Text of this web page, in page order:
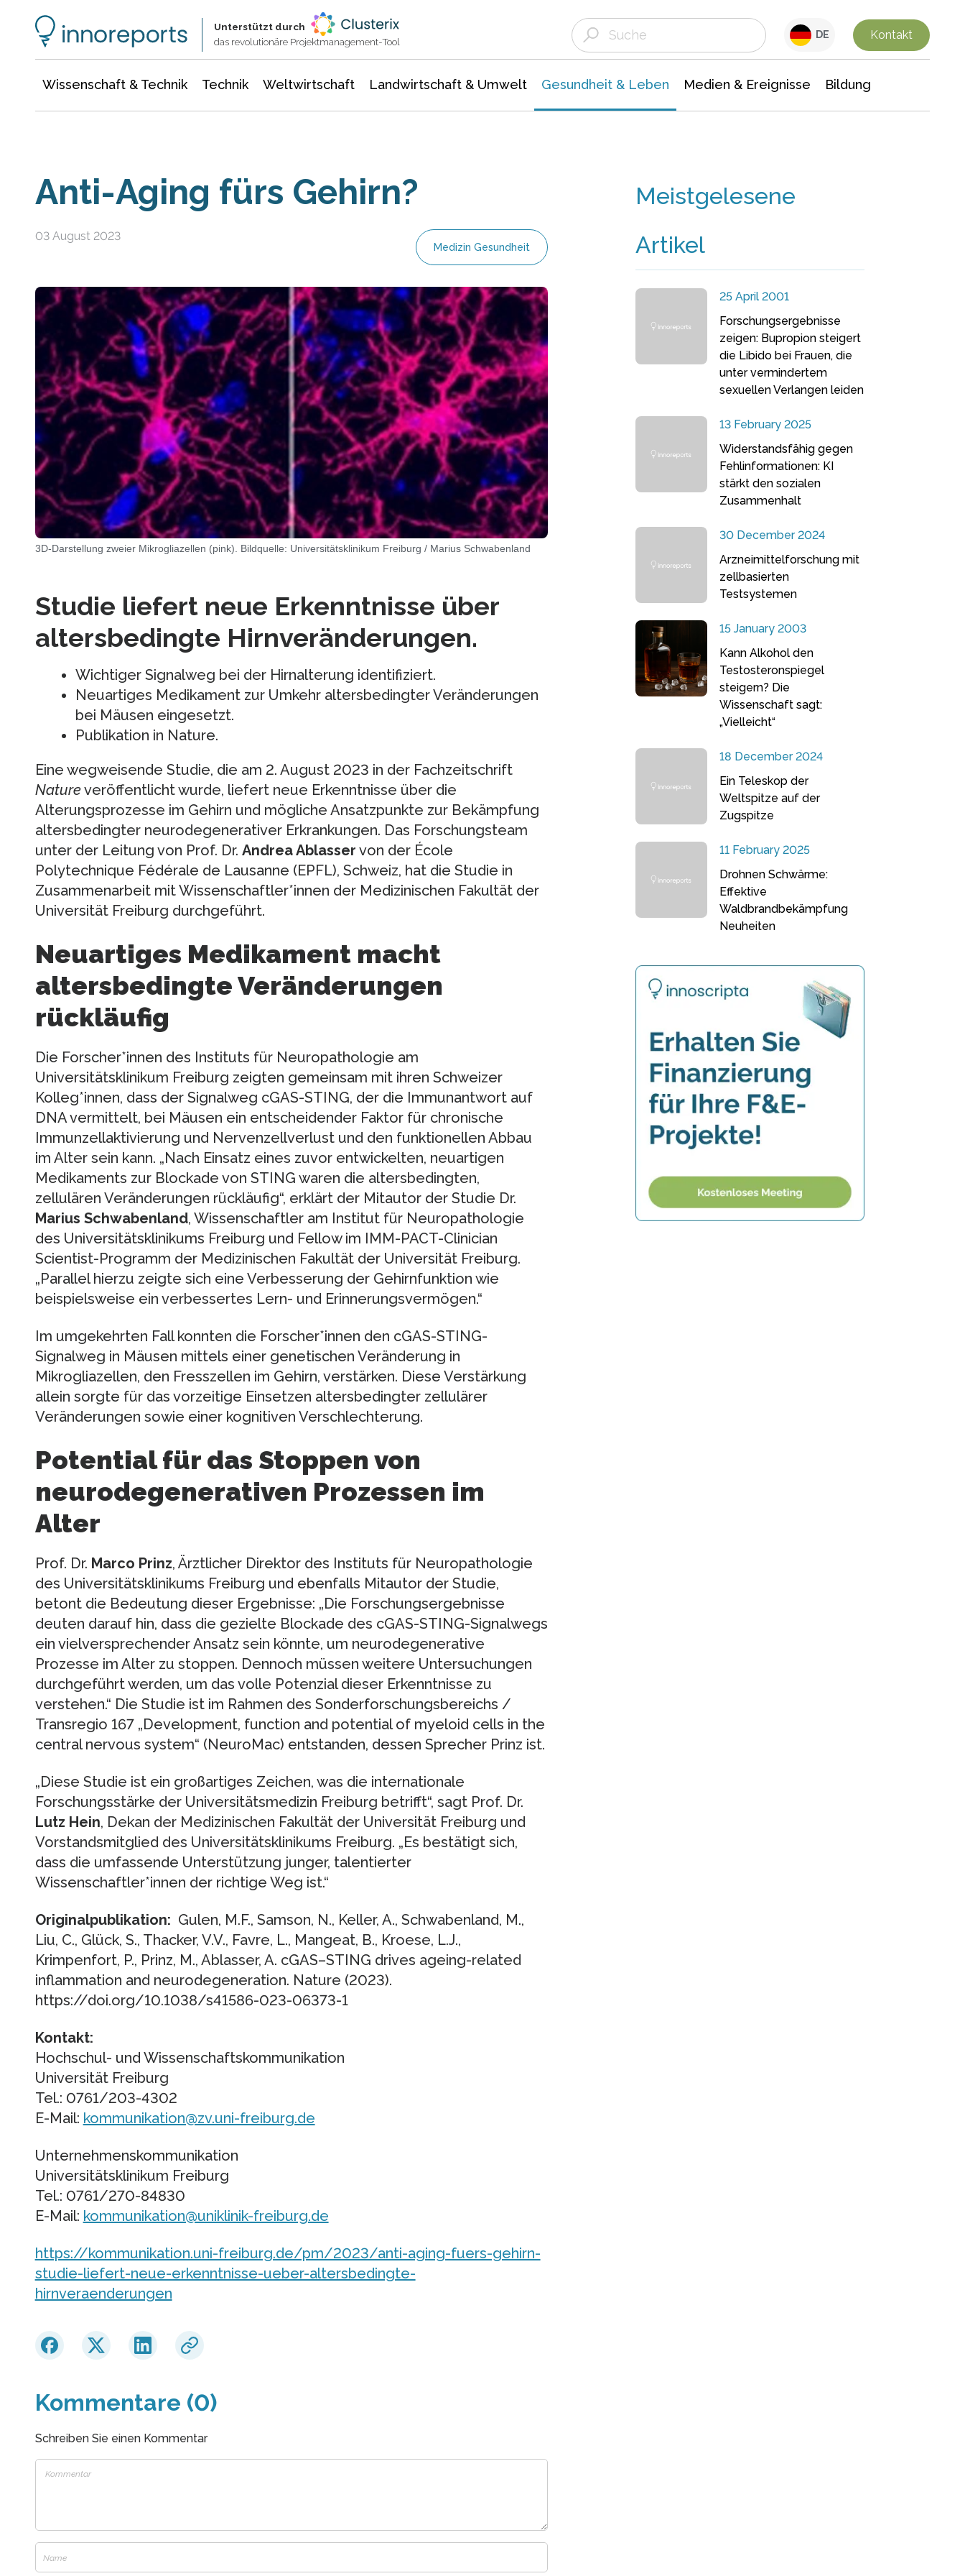
Unterstützt durch
das revolutionäre Projektmanagement-Tool
DE Kontakt
Wissenschaft & Technik Technik Weltwirtschaft Landwirtschaft & Umwelt Gesundheit & Leben Medien & Ereignisse Bildung
Anti-Aging fürs Gehirn?
03 August 2023
Medizin Gesundheit
3D-Darstellung zweier Mikrogliazellen (pink). Bildquelle: Universitätsklinikum Freiburg / Marius Schwabenland
Studie liefert neue Erkenntnisse über
altersbedingte Hirnveränderungen.
Wichtiger Signalweg bei der Hirnalterung identifiziert.
Neuartiges Medikament zur Umkehr altersbedingter Veränderungen
bei Mäusen eingesetzt.
Publikation in Nature.
Eine wegweisende Studie, die am 2. August 2023 in der Fachzeitschrift
Natureveröffentlicht wurde, liefert neue Erkenntnisse über die
Alterungsprozesse im Gehirn und mögliche Ansatzpunkte zur Bekämpfung
altersbedingter neurodegenerativer Erkrankungen. Das Forschungsteam
unter der Leitung von Prof. Dr. Andrea Ablasser von der École
Polytechnique Fédérale de Lausanne (EPFL), Schweiz, hat die Studie in
Zusammenarbeit mit Wissenschaftler*innen der Medizinischen Fakultät der
Universität Freiburg durchgeführt.
Neuartiges Medikament macht
altersbedingte Veränderungen
rückläufig
Die Forscher*innen des Instituts für Neuropathologie am
Universitätsklinikum Freiburg zeigten gemeinsam mit ihren Schweizer
Kolleg*innen, dass der Signalweg cGAS-STING, der die Immunantwort auf
DNA vermittelt, bei Mäusen ein entscheidender Faktor für chronische
Immunzellaktivierung und Nervenzellverlust und den funktionellen Abbau
im Alter sein kann. „Nach Einsatz eines zuvor entwickelten, neuartigen
Medikaments zur Blockade von STING waren die altersbedingten,
zellulären Veränderungen rückläufig“, erklärt der Mitautor der Studie Dr.
Marius Schwabenland, Wissenschaftler am Institut für Neuropathologie
des Universitätsklinikums Freiburg und Fellow im IMM-PACT-Clinician
Scientist-Programm der Medizinischen Fakultät der Universität Freiburg.
„Parallel hierzu zeigte sich eine Verbesserung der Gehirnfunktion wie
beispielsweise ein verbessertes Lern- und Erinnerungsvermögen.“
Im umgekehrten Fall konnten die Forscher*innen den cGAS-STING-
Signalweg in Mäusen mittels einer genetischen Veränderung in
Mikrogliazellen, den Fresszellen im Gehirn, verstärken. Diese Verstärkung
allein sorgte für das vorzeitige Einsetzen altersbedingter zellulärer
Veränderungen sowie einer kognitiven Verschlechterung.
Potential für das Stoppen von
neurodegenerativen Prozessen im
Alter
Prof. Dr. Marco Prinz, Ärztlicher Direktor des Instituts für Neuropathologie
des Universitätsklinikums Freiburg und ebenfalls Mitautor der Studie,
betont die Bedeutung dieser Ergebnisse: „Die Forschungsergebnisse
deuten darauf hin, dass die gezielte Blockade des cGAS-STING-Signalwegs
ein vielversprechender Ansatz sein könnte, um neurodegenerative
Prozesse im Alter zu stoppen. Dennoch müssen weitere Untersuchungen
durchgeführt werden, um das volle Potenzial dieser Erkenntnisse zu
verstehen.“ Die Studie ist im Rahmen des Sonderforschungsbereichs /
Transregio 167 „Development, function and potential of myeloid cells in the
central nervous system“ (NeuroMac) entstanden, dessen Sprecher Prinz ist.
„Diese Studie ist ein großartiges Zeichen, was die internationale
Forschungsstärke der Universitätsmedizin Freiburg betrifft“, sagt Prof. Dr.
Lutz Hein, Dekan der Medizinischen Fakultät der Universität Freiburg und
Vorstandsmitglied des Universitätsklinikums Freiburg. „Es bestätigt sich,
dass die umfassende Unterstützung junger, talentierter
Wissenschaftler*innen der richtige Weg ist.“
Originalpublikation: Gulen, M.F., Samson, N., Keller, A., Schwabenland, M.,
Liu, C., Glück, S., Thacker, V.V., Favre, L., Mangeat, B., Kroese, L.J.,
Krimpenfort, P., Prinz, M., Ablasser, A. cGAS–STING drives ageing-related
inflammation and neurodegeneration. Nature (2023).
https://doi.org/10.1038/s41586-023-06373-1
Kontakt:
Hochschul- und Wissenschaftskommunikation
Universität Freiburg
Tel.: 0761/203-4302
E-Mail: kommunikation@zv.uni-freiburg.de
Unternehmenskommunikation
Universitätsklinikum Freiburg
Tel.: 0761/270-84830
E-Mail: kommunikation@uniklinik-freiburg.de
https://kommunikation.uni-freiburg.de/pm/2023/anti-aging-fuers-gehirn-
studie-liefert-neue-erkenntnisse-ueber-altersbedingte-
hirnveraenderungen
Kommentare (0)
Schreiben Sie einen Kommentar
Meistgelesene
Artikel
25 April 2001
Forschungsergebnisse
zeigen: Bupropion steigert
die Libido bei Frauen, die
unter vermindertem
sexuellen Verlangen leiden
13 February 2025
Widerstandsfähig gegen
Fehlinformationen: KI
stärkt den sozialen
Zusammenhalt
30 December 2024
Arzneimittelforschung mit
zellbasierten
Testsystemen
15 January 2003
Kann Alkohol den
Testosteronspiegel
steigern? Die
Wissenschaft sagt:
„Vielleicht“
18 December 2024
Ein Teleskop der
Weltspitze auf der
Zugspitze
11 February 2025
Drohnen Schwärme:
Effektive
Waldbrandbekämpfung
Neuheiten